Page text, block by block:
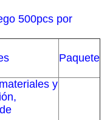
500pcs por
Paquete
y